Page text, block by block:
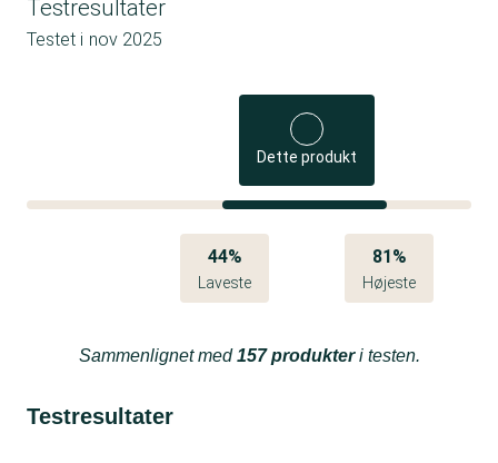
Testresultater
Testet i nov 2025
Dette produkt
44%
Laveste
81%
Højeste
Sammenlignet med157 produkteri testen.
Testresultater